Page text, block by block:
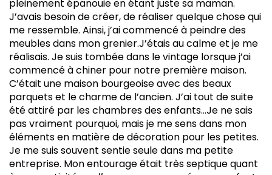
pleinement épanouie en étant juste sa maman.
J’avais besoin de créer, de réaliser quelque chose qui
me ressemble. Ainsi, j’ai commencé à peindre des
meubles dans mon grenier.J’étais au calme et je me
réalisais. Je suis tombée dans le vintage lorsque j’ai
commencé à chiner pour notre première maison.
C’était une maison bourgeoise avec des beaux
parquets et le charme de l’ancien. J’ai tout de suite
été attiré par les chambres des enfants…Je ne sais
pas vraiment pourquoi, mais je me sens dans mon
éléments en matière de décoration pour les petites.
Je me suis souvent sentie seule dans ma petite
entreprise. Mon entourage était très septique quant